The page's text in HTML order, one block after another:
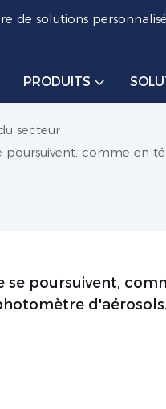
de solutions
PRODUITS
secteur
comme en
poursuivent,
d'aérosols.